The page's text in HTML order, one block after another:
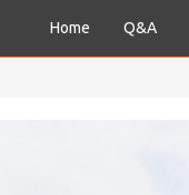
Home Q&A